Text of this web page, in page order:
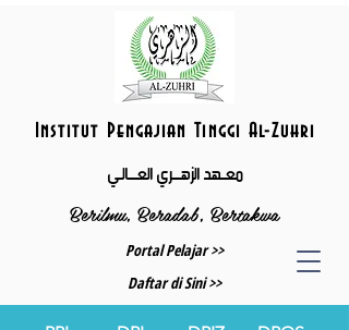
Institut Pengajian Tinggi Al-Zuhri
معــهد الزهــــري العــــالـي
Berilmu, Beradab, Bertakwa
Portal Pelajar >>
Daftar di Sini >>